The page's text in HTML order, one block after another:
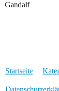
Gandalf
Startseite